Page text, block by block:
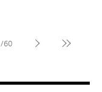
/60